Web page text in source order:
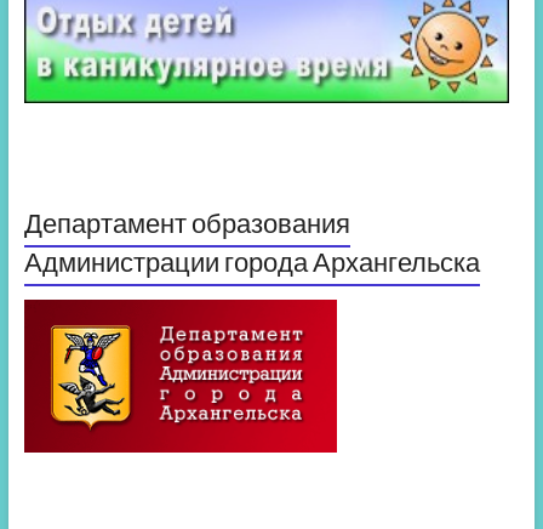
Департамент образования
Администрации города Архангельска